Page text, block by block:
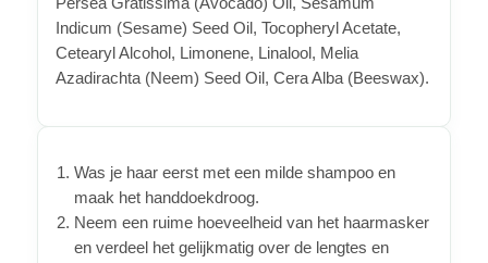
Indicum (Sesame) Seed Oil, Tocopheryl Acetate,
Cetearyl Alcohol, Limonene, Linalool, Melia
Azadirachta (Neem) Seed Oil, Cera Alba (Beeswax).
Was je haar eerst met een milde shampoo en
maak het handdoekdroog.
Neem een ruime hoeveelheid van het haarmasker
en verdeel het gelijkmatig over de lengtes en